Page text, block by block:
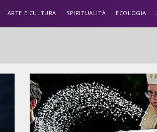
ARTE E CULTURA SPIRITUALITÀ ECOLOGIA